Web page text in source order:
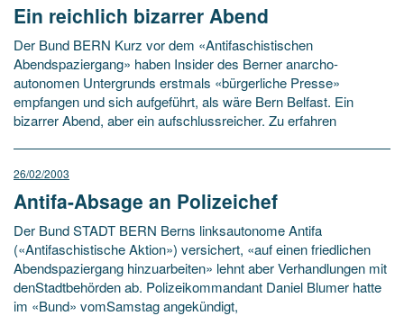
Ein reichlich bizarrer Abend
Der Bund BERN Kurz vor dem «Antifaschistischen
Abendspaziergang» haben Insider des Berner anarcho-
autonomen Untergrunds erstmals «bürgerliche Presse»
empfangen und sich aufgeführt, als wäre Bern Belfast. Ein
bizarrer Abend, aber ein aufschlussreicher. Zu erfahren
26/02/2003
Antifa-Absage an Polizeichef
Der Bund STADT BERN Berns linksautonome Antifa
(«Antifaschistische Aktion») versichert, «auf einen friedlichen
Abendspaziergang hinzuarbeiten» lehnt aber Verhandlungen mit
denStadtbehörden ab. Polizeikommandant Daniel Blumer hatte
im «Bund» vomSamstag angekündigt,